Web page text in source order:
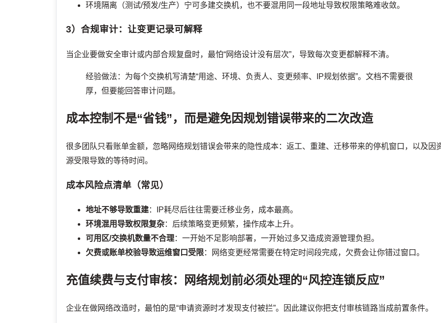
环境隔离（测试/预发/生产）宁可多建交换机，也不要混用同一段地址导致权限策略难收敛。
3）合规审计：让变更记录可解释
当企业要做安全审计或内部合规复盘时，最怕“网络设计没有层次”，导致每次变更都解释不清。
经验做法：为每个交换机写清楚“用途、环境、负责人、变更频率、IP规划依据”。文档不需要很
厚，但要能回答审计问题。
成本控制不是“省钱”，而是避免因规划错误带来的二次改造
很多团队只看账单金额，忽略网络规划错误会带来的隐性成本：返工、重建、迁移带来的停机窗口，以及因
源受限导致的等待时间。
成本风险点清单（常见）
地址不够导致重建：IP耗尽后往往需要迁移业务，成本最高。
环境混用导致权限复杂：后续策略变更频繁，操作成本上升。
可用区/交换机数量不合理：一开始不足影响部署，一开始过多又造成资源管理负担。
欠费或账单校验导致运维窗口受限：网络变更经常需要在特定时间段完成，欠费会让你错过窗口。
充值续费与支付审核：网络规划前必须处理的“风控连锁反应”
企业在做网络改造时，最怕的是“申请资源时才发现支付被拦”。因此建议你把支付审核链路当成前置条件。